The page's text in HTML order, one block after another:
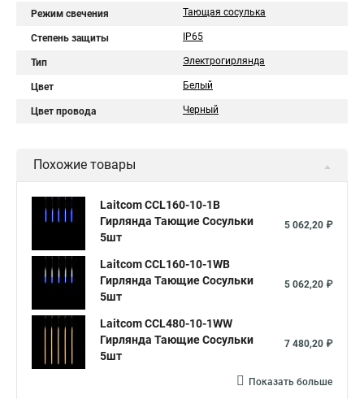
Режим свечения Тающая сосулька
Степень защиты IP65
Тип Электрогирлянда
Цвет Белый
Цвет провода Черный
Похожие товары
Laitcom CCL160-10-1B
Гирлянда Тающие Сосульки
5шт
5 062,20 ₽
Laitcom CCL160-10-1WB
Гирлянда Тающие Сосульки
5шт
5 062,20 ₽
Laitcom CCL480-10-1WW
Гирлянда Тающие Сосульки
5шт
7 480,20 ₽
Показать больше